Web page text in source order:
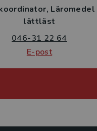
Läromedel
lättläst
046-31 22 64
E-post